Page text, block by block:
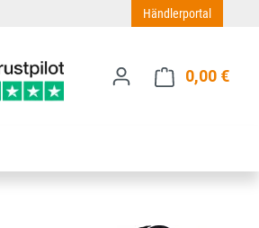
Händlerportal
0,00 €